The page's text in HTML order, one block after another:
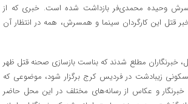
وحیده محمدی‌فر بازداشت شده است. خبری که از
قتل این کارگردان سینما و همسرش، همه در انتظار آن
خبرنگاران مطلع شدند که بناست بازسازی صحنه قتل ظهر
زیبادشت در فردیس کرج برگزار شود، موضوعی که
و عکاس از رسانه‌های مختلف در این محل حاضر